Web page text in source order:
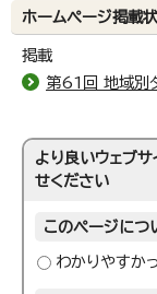
ホームページ掲載
掲載
第61回 地域別
より良いウェブ
せください
このページにつ
わかりやすか